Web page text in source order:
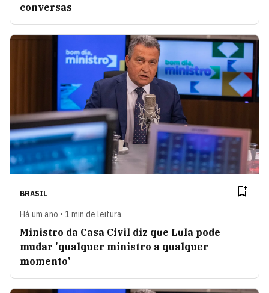
conversas
BRASIL
Há um ano • 1 min de leitura
Ministro da Casa Civil diz que Lula pode
mudar 'qualquer ministro a qualquer
momento'